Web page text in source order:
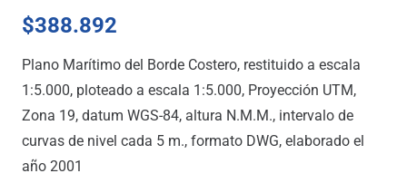
$388.892
Plano Marítimo del Borde Costero, restituido a escala
1:5.000, ploteado a escala 1:5.000, Proyección UTM,
Zona 19, datum WGS-84, altura N.M.M., intervalo de
curvas de nivel cada 5 m., formato DWG, elaborado el
año 2001